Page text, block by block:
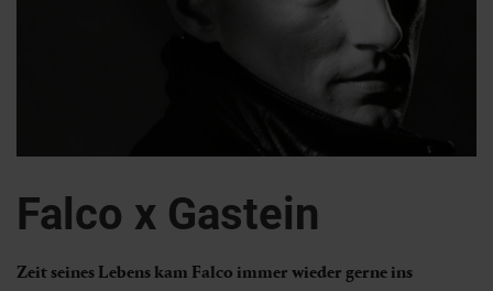
Falco x Gastein
Zeit seines Lebens kam Falco immer wieder gerne ins